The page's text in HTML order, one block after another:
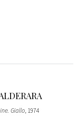
Giallo, 1974